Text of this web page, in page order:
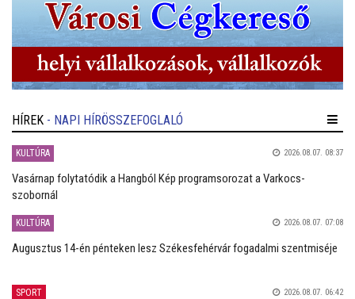
HÍREK - NAPI HÍRÖSSZEFOGLALÓ
KULTÚRA 2026.08.07. 08:37
Vasárnap folytatódik a Hangból Kép programsorozat a Varkocs-
szobornál
KULTÚRA 2026.08.07. 07:08
Augusztus 14-én pénteken lesz Székesfehérvár fogadalmi szentmiséje
SPORT 2026.08.07. 06:42